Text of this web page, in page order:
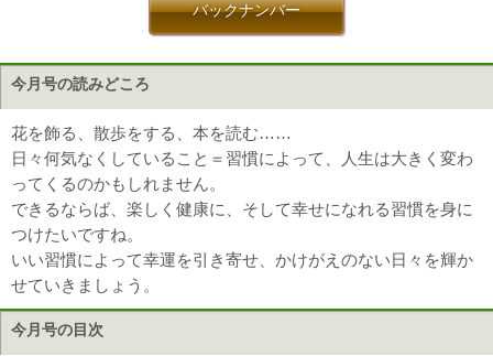
バックナンバー
今月号の読みどころ
花を飾る、散歩をする、本を読む……
日々何気なくしていること＝習慣によって、人生は大きく変わ
ってくるのかもしれません。
できるならば、楽しく健康に、そして幸せになれる習慣を身に
つけたいですね。
いい習慣によって幸運を引き寄せ、かけがえのない日々を輝か
せていきましょう。
今月号の目次